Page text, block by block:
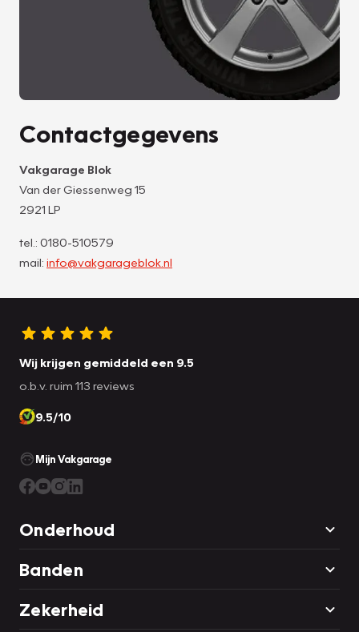
Contactgegevens
Vakgarage Blok
Van der Giessenweg 15
2921 LP
tel.: 0180-510579
mail: info@vakgarageblok.nl
Wij krijgen gemiddeld een 9.5
o.b.v. ruim 113 reviews
9.5/10
Mijn Vakgarage
Onderhoud
Banden
Zekerheid